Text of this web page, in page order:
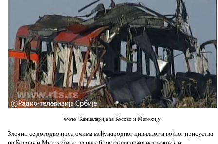
Фото: Канцеларија за Косово и Метохију
Злочин се догодио пред очима међународног цивилног и војног присуства
на Косову и Метохији, а неспособност тадашњих истражних и